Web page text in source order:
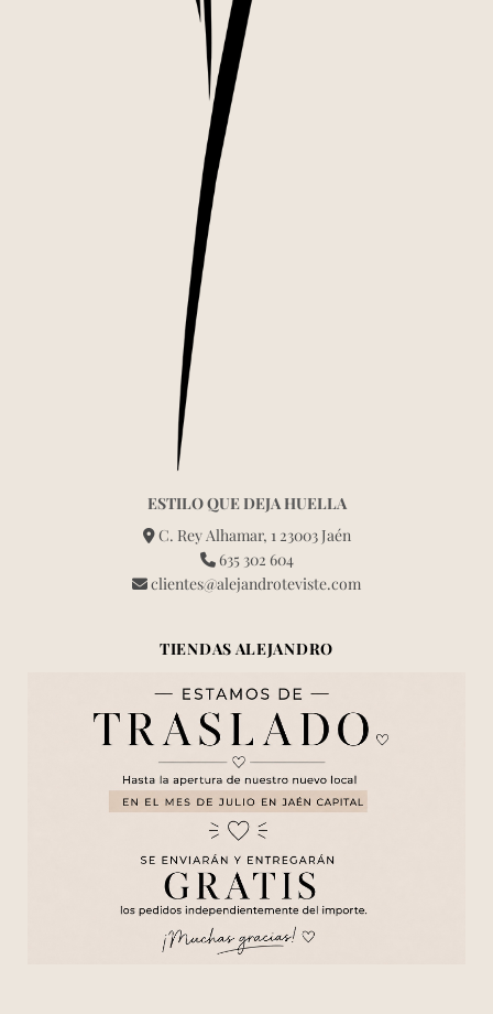
ESTILO QUE DEJA HUELLA
C. Rey Alhamar, 1 23003 Jaén
635 302 604
clientes@alejandroteviste.com
TIENDAS ALEJANDRO